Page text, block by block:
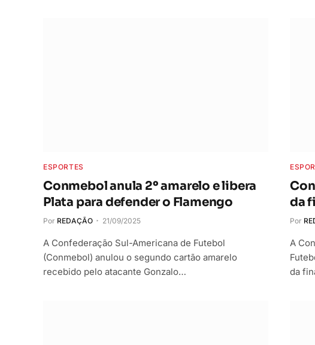
ESPORTES
Conmebol anula 2º amarelo e libera
Plata para defender o Flamengo
Por REDAÇÃO 21/09/2025
A Confederação Sul-Americana de Futebol
(Conmebol) anulou o segundo cartão amarelo
recebido pelo atacante Gonzalo…
da
Por
A
da